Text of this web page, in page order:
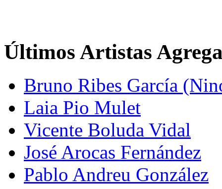
Últimos Artistas
Bruno Ribes García
Laia Pio Mulet
Vicente Boluda Vidal
José Arocas Fernández
Pablo Andreu González